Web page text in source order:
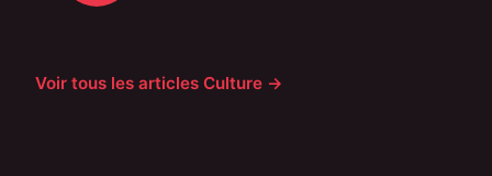
Voir tous les articles Culture →